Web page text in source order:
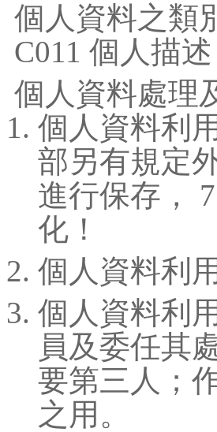
個人資料之類
C011 個人描述
個人資料處理
個人資料利
部另有規定
進行保存，
化！
個人資料利
個人資料利
員及委任其
要第三人；
之用。